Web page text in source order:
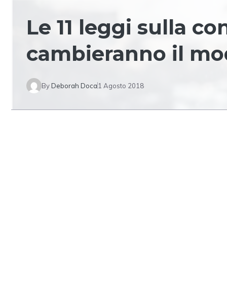
Le 11 leggi sulla
cambieranno il
ByDeborah Doca 1 Agosto 2018